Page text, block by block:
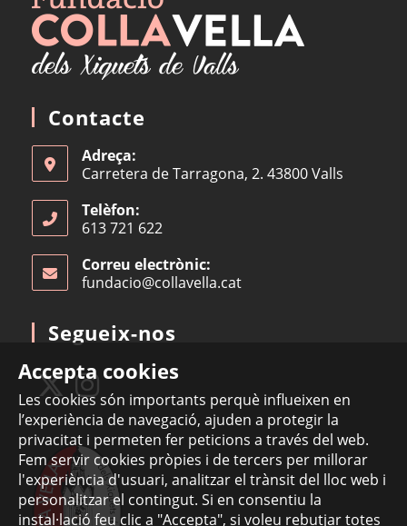
Accepta cookies
Les cookies són importants perquè influeixen en
l’experiència de navegació, ajuden a protegir la
privacitat i permeten fer peticions a través del web.
Fem servir cookies pròpies i de tercers per millorar
l'experiència d'usuari, analitzar el trànsit del lloc web i
personalitzar el contingut. Si en consentiu la
instal·lació feu clic a "Accepta", si voleu rebutjar totes
Contacte
Adreça:
Carretera de Tarragona, 2. 43800 Valls
Telèfon:
613 721 622
Correu electrònic:
fundacio@collavella.catOpens
Segueix-nos
Opens
in
a
new
tab
Opens
in
a
new
tab